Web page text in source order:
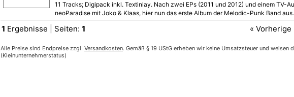
11 Tracks; Digipack inkl. Textinlay. Nach zwei EPs (2011 und 2012) und einem TV-
neoParadise mit Joko & Klaas, hier nun das erste Album der Melodic-Punk Band
1 Ergebnisse | Seiten: 1 « Vorherige
Alle Preise sind Endpreise zzgl. Versandkosten. Gemäß § 19 UStG erheben wir keine Umsatzsteuer und
(Kleinunternehmerstatus)